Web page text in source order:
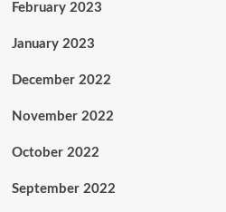
February 2023
January 2023
December 2022
November 2022
October 2022
September 2022